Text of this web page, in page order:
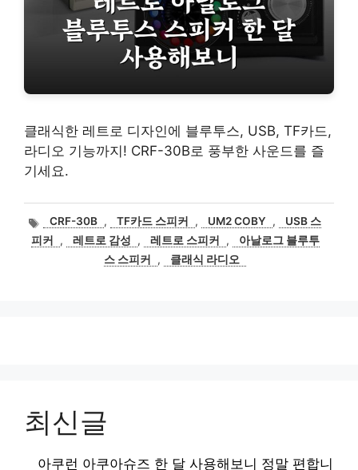
클래식한 레트로 디자인에 블루투스, USB, TF카드,
라디오 기능까지! CRF-30B로 풍부한 사운드를 즐
기세요.
태
그
CRF-30B , TF카드 스피커 , UM2 COBY ,
USB 스
피커
, 레트로 감성 , 레트로 스피커 ,
아날로그 블루투
스 스피커
, 클래식 라디오
최신글
아쿠런 아쿠아슈즈 한 달 사용해보니 정말 편합니